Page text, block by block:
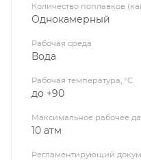
Количество поплавков
Однокамерный
Рабочая среда
Вода
Рабочая температура, °C
до +90
Максимальное рабочее
10 атм
Регламентирующий